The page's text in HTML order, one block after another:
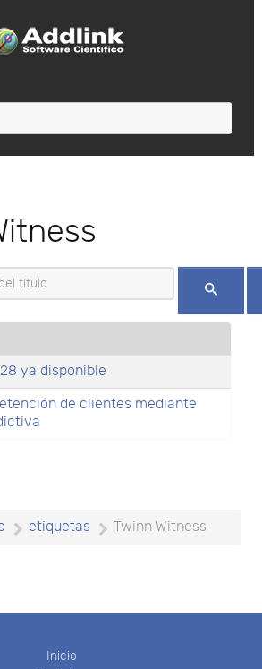
del título
ya disponible
de clientes mediante
etiquetas Twinn Witness
Inicio